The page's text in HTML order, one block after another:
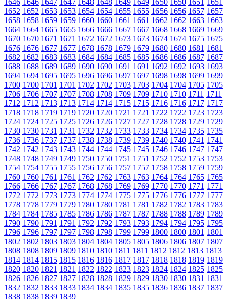
1646 1646 1647 1647 1648 1648 1649 1649 1650 1650 1651 1651
1652 1652 1653 1653 1654 1654 1655 1655 1656 1656 1657 1657
1658 1658 1659 1659 1660 1660 1661 1661 1662 1662 1663 1663
1664 1664 1665 1665 1666 1666 1667 1667 1668 1668 1669 1669
1670 1670 1671 1671 1672 1672 1673 1673 1674 1674 1675 1675
1676 1676 1677 1677 1678 1678 1679 1679 1680 1680 1681 1681
1682 1682 1683 1683 1684 1684 1685 1685 1686 1686 1687 1687
1688 1688 1689 1689 1690 1690 1691 1691 1692 1692 1693 1693
1694 1694 1695 1695 1696 1696 1697 1697 1698 1698 1699 1699
1700 1700 1701 1701 1702 1702 1703 1703 1704 1704 1705 1705
1706 1706 1707 1707 1708 1708 1709 1709 1710 1710 1711 1711
1712 1712 1713 1713 1714 1714 1715 1715 1716 1716 1717 1717
1718 1718 1719 1719 1720 1720 1721 1721 1722 1722 1723 1723
1724 1724 1725 1725 1726 1726 1727 1727 1728 1728 1729 1729
1730 1730 1731 1731 1732 1732 1733 1733 1734 1734 1735 1735
1736 1736 1737 1737 1738 1738 1739 1739 1740 1740 1741 1741
1742 1742 1743 1743 1744 1744 1745 1745 1746 1746 1747 1747
1748 1748 1749 1749 1750 1750 1751 1751 1752 1752 1753 1753
1754 1754 1755 1755 1756 1756 1757 1757 1758 1758 1759 1759
1760 1760 1761 1761 1762 1762 1763 1763 1764 1764 1765 1765
1766 1766 1767 1767 1768 1768 1769 1769 1770 1770 1771 1771
1772 1772 1773 1773 1774 1774 1775 1775 1776 1776 1777 1777
1778 1778 1779 1779 1780 1780 1781 1781 1782 1782 1783 1783
1784 1784 1785 1785 1786 1786 1787 1787 1788 1788 1789 1789
1790 1790 1791 1791 1792 1792 1793 1793 1794 1794 1795 1795
1796 1796 1797 1797 1798 1798 1799 1799 1800 1800 1801 1801
1802 1802 1803 1803 1804 1804 1805 1805 1806 1806 1807 1807
1808 1808 1809 1809 1810 1810 1811 1811 1812 1812 1813 1813
1814 1814 1815 1815 1816 1816 1817 1817 1818 1818 1819 1819
1820 1820 1821 1821 1822 1822 1823 1823 1824 1824 1825 1825
1826 1826 1827 1827 1828 1828 1829 1829 1830 1830 1831 1831
1832 1832 1833 1833 1834 1834 1835 1835 1836 1836 1837 1837
1838 1838 1839 1839